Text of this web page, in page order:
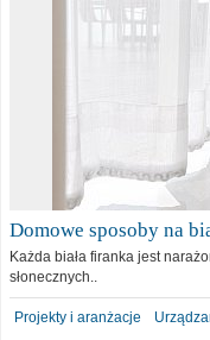
Domowe sposoby na
Każda biała firanka jest
słonecznych..
Projekty i aranżacje